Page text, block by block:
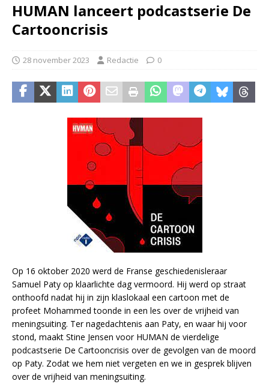
HUMAN lanceert podcastserie De
Cartooncrisis
28 november 2023 Redactie 0
Op 16 oktober 2020 werd de Franse geschiedenisleraar
Samuel Paty op klaarlichte dag vermoord. Hij werd op straat
onthoofd nadat hij in zijn klaslokaal een cartoon met de
profeet Mohammed toonde in een les over de vrijheid van
meningsuiting. Ter nagedachtenis aan Paty, en waar hij voor
stond, maakt Stine Jensen voor HUMAN de vierdelige
podcastserie De Cartooncrisis over de gevolgen van de moord
op Paty. Zodat we hem niet vergeten en we in gesprek blijven
over de vrijheid van meningsuiting.